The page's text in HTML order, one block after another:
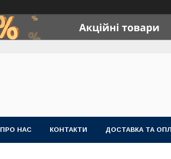
ПРО НАС КОНТАКТИ ДОСТАВКА ТА